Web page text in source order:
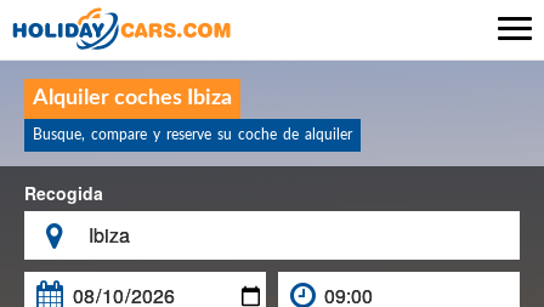
Alquiler coches Ibiza
Busque, compare y reserve su coche de alquiler
Recogida

